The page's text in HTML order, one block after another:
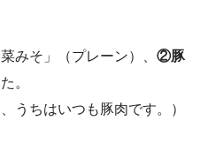
みそ」（プレーン）、 ②豚
。
うちはいつも豚肉です。）